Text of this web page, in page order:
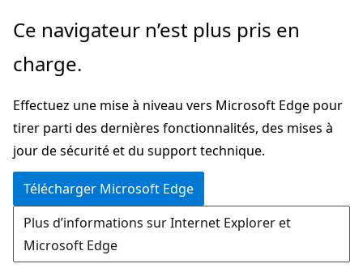
Passer
directement
au
principal
Ce navigateur n’est plus pris en
charge.
Effectuez une mise à niveau vers Microsoft Edge pour
tirer parti des dernières fonctionnalités, des mises à
jour de sécurité et du support technique.
Télécharger Microsoft Edge
Plus d’informations sur Internet Explorer et
Microsoft Edge